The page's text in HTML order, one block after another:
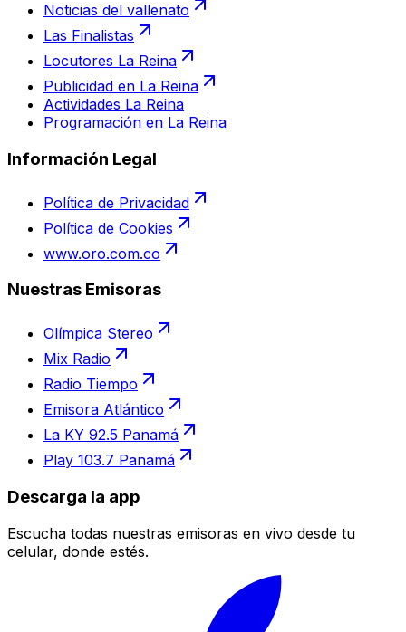
Noticias del vallenato
Las Finalistas
Locutores La Reina
Publicidad en La Reina
Actividades La Reina
Programación en La Reina
Información Legal
Política de Privacidad
Política de Cookies
www.oro.com.co
Nuestras Emisoras
Olímpica Stereo
Mix Radio
Radio Tiempo
Emisora Atlántico
La KY 92.5 Panamá
Play 103.7 Panamá
Descarga la app
Escucha todas nuestras emisoras en vivo desde tu
celular, donde estés.